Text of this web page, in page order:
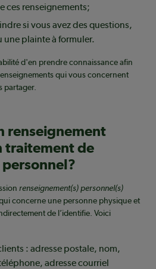
ces renseignements;
si vous avez des questions,
une plainte à formuler.
d'en prendre connaissance afin
qui vous concernent
partager.
renseignement
traitement de
renseignement(s) personnel(s)
concerne une personne physique et
de l’identifie. Voici
: adresse postale, nom,
adresse courriel